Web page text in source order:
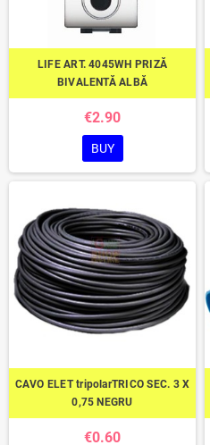
LIFE ART. 4045WH PRIZĂ
BIVALENTĂ ALBĂ
€2.90
BUY
CAVO ELET tripolarTRICO SEC. 3 X
0,75 NEGRU
€0.60